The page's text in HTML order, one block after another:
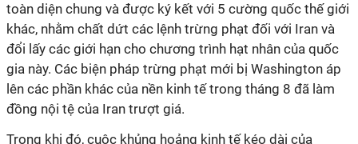
toàn diện chung và được ký kết với 5 cường quốc thế giới
khác, nhằm chất dứt các lệnh trừng phạt đối với Iran và
đổi lấy các giới hạn cho chương trình hạt nhân của quốc
gia này. Các biện pháp trừng phạt mới bị Washington áp
lên các phần khác của nền kinh tế trong tháng 8 đã làm
đồng nội tệ của Iran trượt giá.
Trong khi đó, cuộc khủng hoảng kinh tế kéo dài của